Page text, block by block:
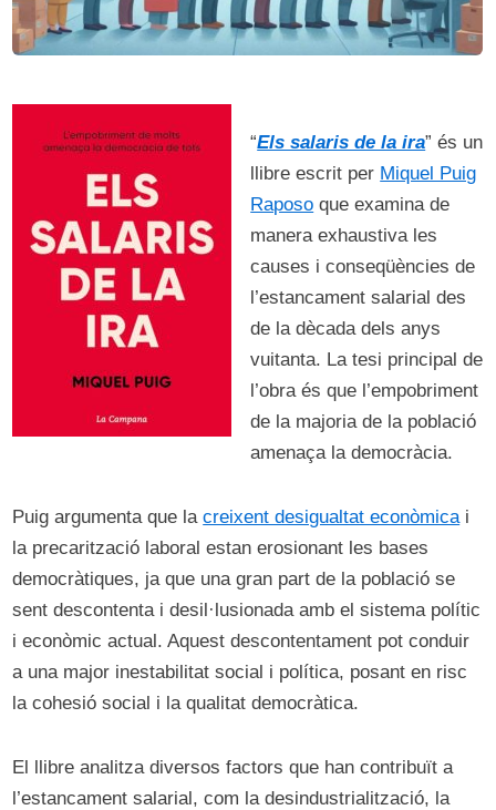
“Els salaris de la ira” és un
llibre escrit per Miquel Puig
Raposo que examina de
manera exhaustiva les
causes i conseqüències de
l’estancament salarial des
de la dècada dels anys
vuitanta. La tesi principal de
l’obra és que l’empobriment
de la majoria de la població
amenaça la democràcia.
Puig argumenta que lacreixent desigualtat econòmicai
la precarització laboral estan erosionant les bases
democràtiques, ja que una gran part de la població se
sent descontenta i desil·lusionada amb el sistema polític
i econòmic actual. Aquest descontentament pot conduir
a una major inestabilitat social i política, posant en risc
la cohesió social i la qualitat democràtica.
El llibre analitza diversos factors que han contribuït a
l’estancament salarial, com la desindustrialització, la